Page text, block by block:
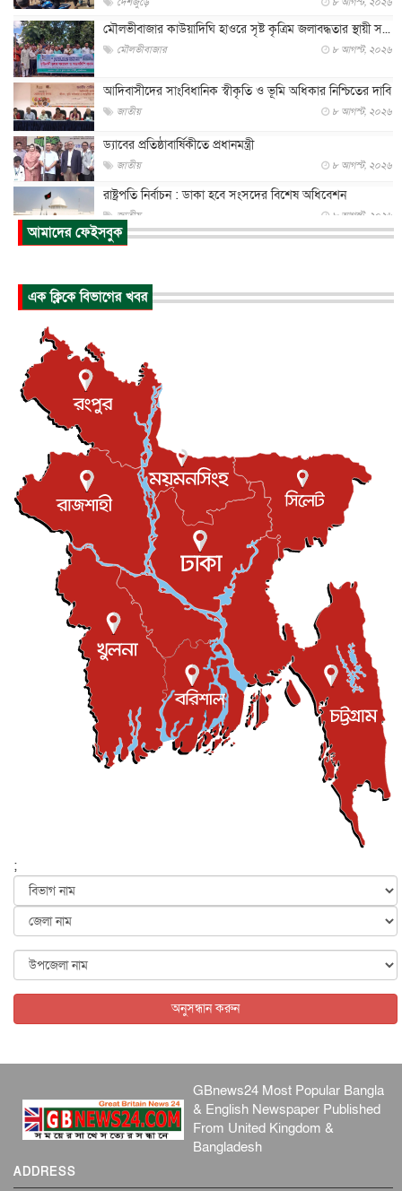
মৌলভীবাজার কাউয়াদিঘি হাওরে সৃষ্ট কৃত্রিম জলাবদ্ধতার স্থায়ী স...
মৌলভীবাজার ৮ আগস্ট, ২০২৬
আদিবাসীদের সাংবিধানিক স্বীকৃতি ও ভূমি অধিকার নিশ্চিতের দাবি
জাতীয় ৮ আগস্ট, ২০২৬
ড্যাবের প্রতিষ্ঠাবার্ষিকীতে প্রধানমন্ত্রী
জাতীয় ৮ আগস্ট, ২০২৬
রাষ্ট্রপতি নির্বাচন : ডাকা হবে সংসদের বিশেষ অধিবেশন
জাতীয় ৮ আগস্ট, ২০২৬
প্রধানমন্ত্রীর সঙ্গে সাক্ষাতে খুদে শিল্পী অনুশ্রী রায়ের স্বপ...
পাকিস্তান-তুরস্কের সঙ্গে প্রতিরক্ষা চুক্তি সৌদি আরবকে কতটা ন...
যুক্তরাজ্যে গ্রুমিং কেলেঙ্কারি : পাকিস্তানির অপরাধে অস্বস্তি...
আন্তর্জাতিক
বিরোধ কাটিয়ে কূটনৈতিক সম্পর্ক পুনঃস্থাপন করছে মেক্সিকো ও
আন্তর্জাতিক
এবার ওটিটিতে মুক্তি পেল ‘মালিক’
বিনোদন ৮ আগস্ট, ২০২৬
রিয়ালকে ‘না’ বলা রদ্রির জন্য বার্সার কাছে কত চাইল ম্যানসিটি
খেলাধুলা
শিল্পকলায় চলচ্চিত্র উৎসব, বিনা মূল্যে দেখা যাবে ৬ সিনেমা
বিনোদন ৮ আগস্ট, ২০২৬
ইস্ট লন্ডন মসজিদের জুমার খুতবা : “কুরআন হোক জীবন দেখার
লেন্স...
ইসলাম ও জীবন ৭ আগস্ট, ২০২৬
সিলেটের কন্যা মোহিনী রশিদ এনওয়াইপিডির উচ্চপদস্থ কর্মকর্তা
দেশজুড়ে ৬ আগস্ট, ২০২৬
আজ থেকে সবার জন্য উন্মুক্ত জুলাই স্মৃতি জাদুঘর
৬ আগস্ট, ২০২৬
৬ আগস্ট, ২০২৬
জুলাইয়ের কৃতিত্ব নেওয়ার জন্য সবাই প্রতিযোগিতায় নেমেছে :
৬ আগস্ট, ২০২৬
৬ আগস্ট, ২০২৬
আমাদের ফেইসবুক
এক ক্লিকে বিভাগের খবর
;
অনুসন্ধান করুন
GBnews24 Most Popular Bangla
& English Newspaper Published
From United Kingdom &
Bangladesh
ADDRESS